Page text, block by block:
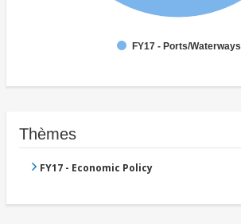
FY17 - Ports/Waterways
Thèmes
FY17 - Economic Policy